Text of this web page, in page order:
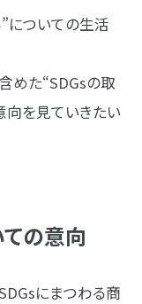
”についての生活
めた“SDGsの取
向を見ていきたい
ての意向
にまつわる商